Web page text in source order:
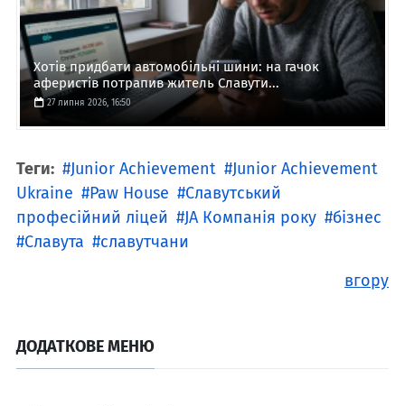
Хотів придбати автомобільні шини: на гачок
аферистів потрапив житель Славути...
27 липня 2026, 16:50
Теги: Junior Achievement
Junior Achievement
Ukraine
Paw House
Славутський
професійний ліцей
JA Компанія року
бізнес
Славута
славутчани
вгору
ДОДАТКОВЕ МЕНЮ